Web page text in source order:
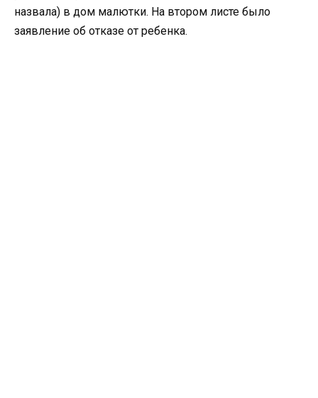
назвала) в дом малютки. На втором листе было
заявление об отказе от ребенка.